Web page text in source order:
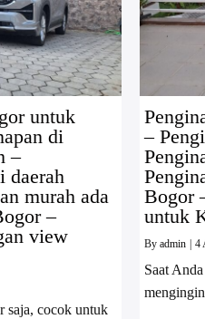
untuk
di
–
daerah
murah ada
–
view
saja, cocok untuk
–
Bogor
untuk
By admin 4
Saat